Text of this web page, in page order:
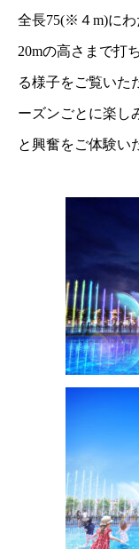
全長75(※４m)に
20mの高さまで打
る様子をご覧いた
ーズンごとに楽し
と興奮をご体験い